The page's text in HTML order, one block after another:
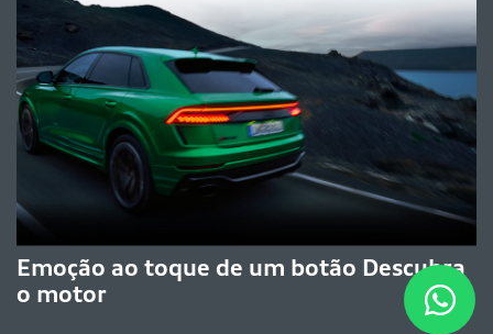
Emoção ao toque de um botão Descubra
o motor